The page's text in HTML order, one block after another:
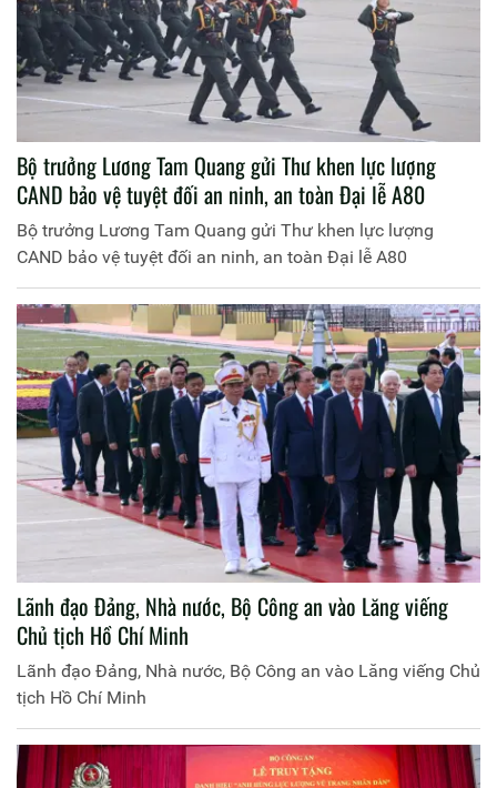
Bộ trưởng Lương Tam Quang gửi Thư khen lực lượng
CAND bảo vệ tuyệt đối an ninh, an toàn Đại lễ A80
Bộ trưởng Lương Tam Quang gửi Thư khen lực lượng
CAND bảo vệ tuyệt đối an ninh, an toàn Đại lễ A80
Lãnh đạo Đảng, Nhà nước, Bộ Công an vào Lăng viếng
Chủ tịch Hồ Chí Minh
Lãnh đạo Đảng, Nhà nước, Bộ Công an vào Lăng viếng Chủ
tịch Hồ Chí Minh